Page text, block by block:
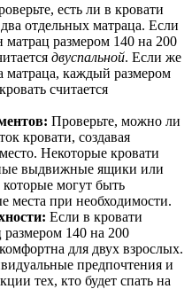
есть ли в кровати
отдельных матраца. Если
матрац размером 140 на 200
двуспальной. Если же
матраца, каждый размером
считается
Проверьте, можно ли
кровати, создавая
Некоторые кровати
выдвижные ящики или
могут быть
места при необходимости.
Если в кровати
размером 140 на 200
для двух взрослых.
предпочтения и
тех, кто будет спать на